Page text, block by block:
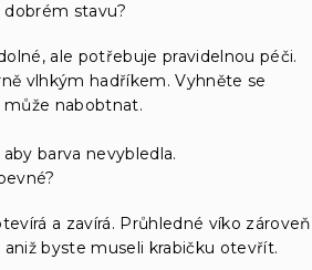
dobrém stavu?
ale potřebuje pravidelnou péči.
vlhkým hadříkem. Vyhněte se
nabobtnat.
barva nevybledla.
a zavírá. Průhledné víko zároveň
byste museli krabičku otevřít.